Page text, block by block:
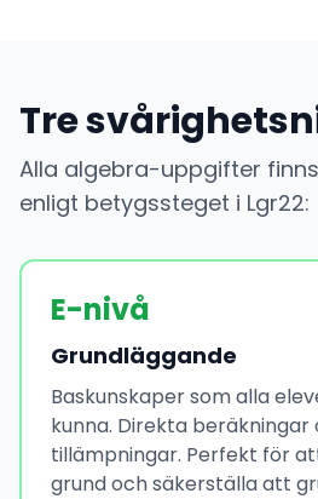
Tre
Alla algebra-uppgifter
enligt betygssteget i Lgr22:
E-nivå
Grundläggande
Baskunskaper som alla
kunna. Direkta beräkningar
tillämpningar. Perfekt för
grund och säkerställa att